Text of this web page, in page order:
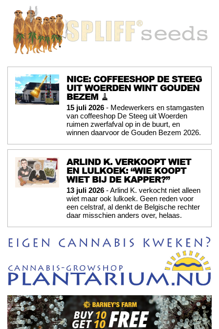
NICE: COFFEESHOP DE STEEG
UIT WOERDEN WINT GOUDEN
BEZEM 🧹
15 juli 2026 - Medewerkers en stamgasten
van coffeeshop De Steeg uit Woerden
ruimen zwerfafval op in de buurt, en
winnen daarvoor de Gouden Bezem 2026.
ARLIND K. VERKOOPT WIET
EN LULKOEK: “WIE KOOPT
WIET BIJ DE KAPPER?”
13 juli 2026 - Arlind K. verkocht niet alleen
wiet maar ook lulkoek. Geen reden voor
een celstraf, al denkt de Belgische rechter
daar misschien anders over, helaas.